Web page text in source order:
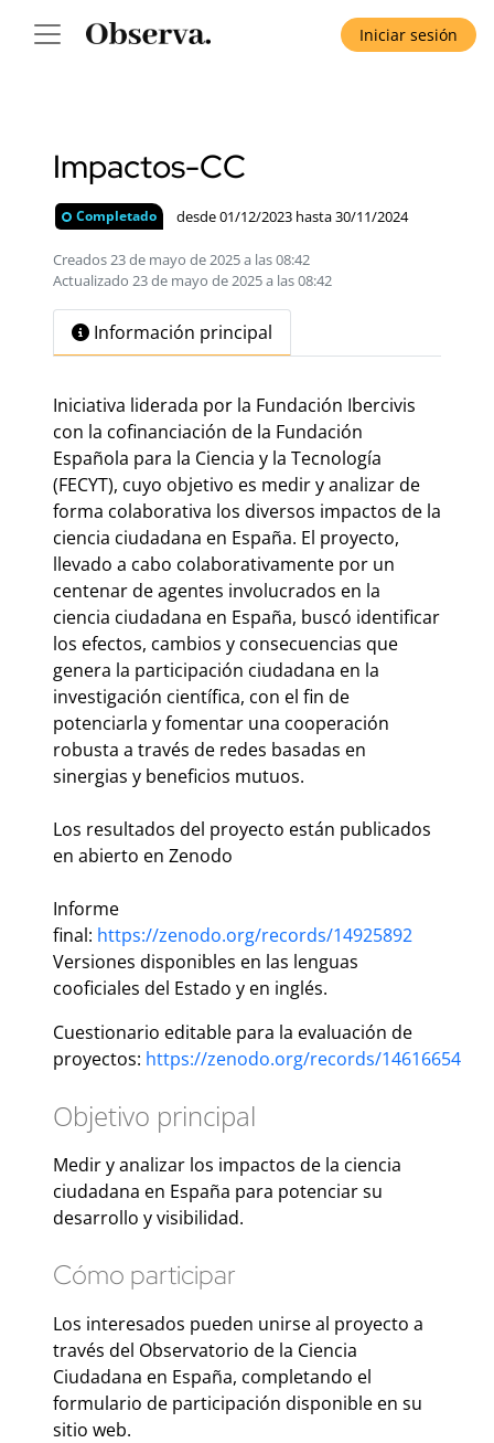
Iniciar sesión
Impactos-CC
Completado desde 01/12/2023 hasta 30/11/2024
Creados 23 de mayo de 2025 a las 08:42
Actualizado 23 de mayo de 2025 a las 08:42
Información principal
Iniciativa liderada por la Fundación Ibercivis
con la cofinanciación de la Fundación
Española para la Ciencia y la Tecnología
(FECYT), cuyo objetivo es medir y analizar de
forma colaborativa los diversos impactos de la
ciencia ciudadana en España. El proyecto,
llevado a cabo colaborativamente por un
centenar de agentes involucrados en la
ciencia ciudadana en España, buscó identificar
los efectos, cambios y consecuencias que
genera la participación ciudadana en la
investigación científica, con el fin de
potenciarla y fomentar una cooperación
robusta a través de redes basadas en
sinergias y beneficios mutuos.
Los resultados del proyecto están publicados
en abierto en Zenodo
Informe
final: https://zenodo.org/records/14925892
Versiones disponibles en las lenguas
cooficiales del Estado y en inglés.
Cuestionario editable para la evaluación de
proyectos: https://zenodo.org/records/14616654
Objetivo principal
Medir y analizar los impactos de la ciencia
ciudadana en España para potenciar su
desarrollo y visibilidad.
Cómo participar
Los interesados pueden unirse al proyecto a
través del Observatorio de la Ciencia
Ciudadana en España, completando el
formulario de participación disponible en su
sitio web.